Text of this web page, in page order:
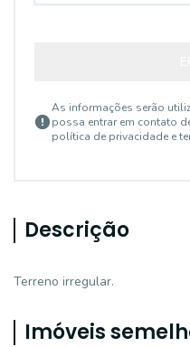
As informações serão
possa entrar em contato
política de privacidade e
Descrição
Terreno irregular.
Imóveis